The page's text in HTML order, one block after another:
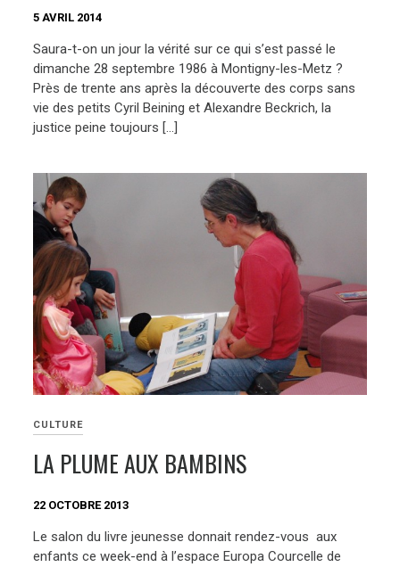
5 AVRIL 2014
Saura-t-on un jour la vérité sur ce qui s’est passé le
dimanche 28 septembre 1986 à Montigny-les-Metz ?
Près de trente ans après la découverte des corps sans
vie des petits Cyril Beining et Alexandre Beckrich, la
justice peine toujours […]
CULTURE
LA PLUME AUX BAMBINS
22 OCTOBRE 2013
Le salon du livre jeunesse donnait rendez-vous aux
enfants ce week-end à l’espace Europa Courcelle de